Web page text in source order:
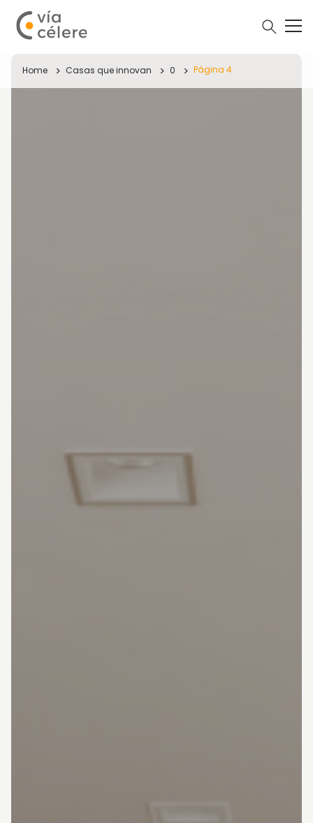
Home Casas que innovan 0 Página 4